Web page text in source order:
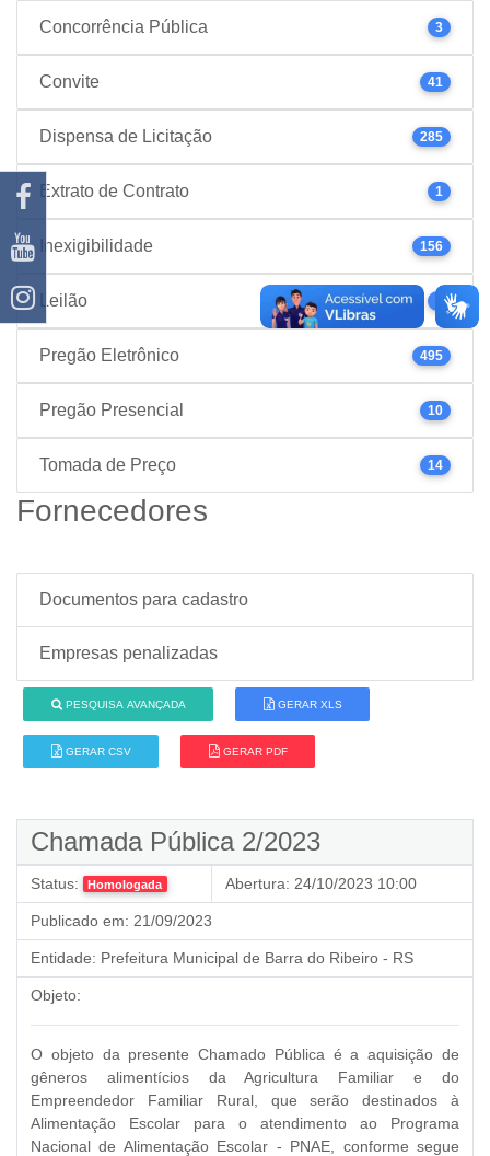
Concorrência Pública 3
Convite 41
Dispensa de Licitação 285
Extrato de Contrato 1
Inexigibilidade 156
Leilão
Pregão Eletrônico 495
Pregão Presencial 10
Tomada de Preço 14
Fornecedores
Documentos para cadastro
Empresas penalizadas
PESQUISA AVANÇADA GERAR XLS
GERAR CSV GERAR PDF
Chamada Pública 2/2023
Status: Homologada Abertura: 24/10/2023 10:00
Publicado em: 21/09/2023
Entidade: Prefeitura Municipal de Barra do Ribeiro - RS
Objeto:
O objeto da presente Chamado Pública é a aquisição de
gêneros alimentícios da Agricultura Familiar e do
Empreendedor Familiar Rural,
que serão destinados à
Alimentação Escolar para o atendimento ao Programa
Nacional de Alimentação Escolar - PNAE, conforme segue